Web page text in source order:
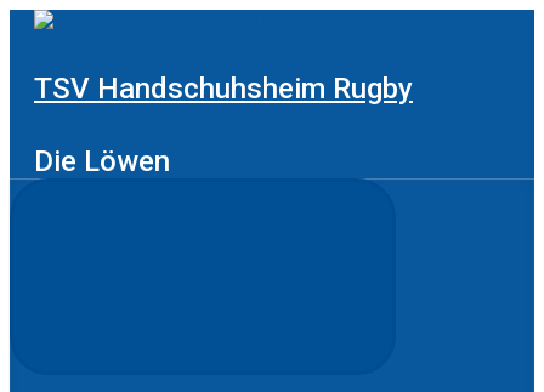
Zum
TSV Handschuhsheim Rugby
Die Löwen